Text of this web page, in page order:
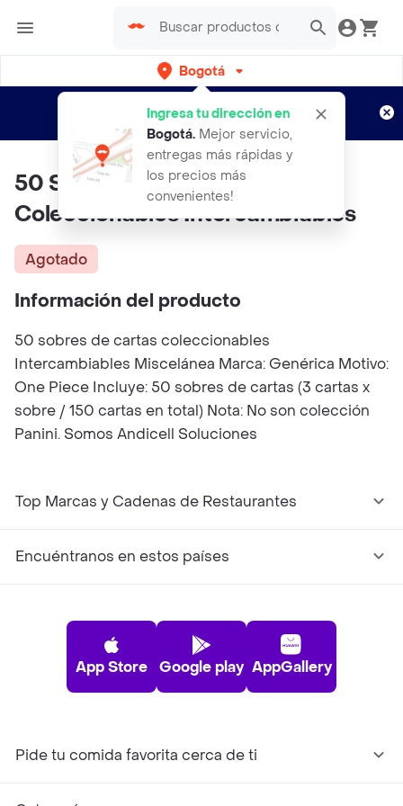
Bogotá
Ingresa tu dirección en
Bogotá. Mejor servicio,
entregas más rápidas y
los precios más
convenientes!
envíos gratis por semanas
Aplican TyC
50 Sobres Cartas One Piece
Coleccionables Intercambiables
Agotado
Información del producto
50 sobres de cartas coleccionables
Intercambiables Miscelánea Marca: Genérica Motivo:
One Piece Incluye: 50 sobres de cartas (3 cartas x
sobre / 150 cartas en total) Nota: No son colección
Panini. Somos Andicell Soluciones
Top Marcas y Cadenas de Restaurantes
Encuéntranos en estos países
App Store Google play AppGallery
Pide tu comida favorita cerca de ti